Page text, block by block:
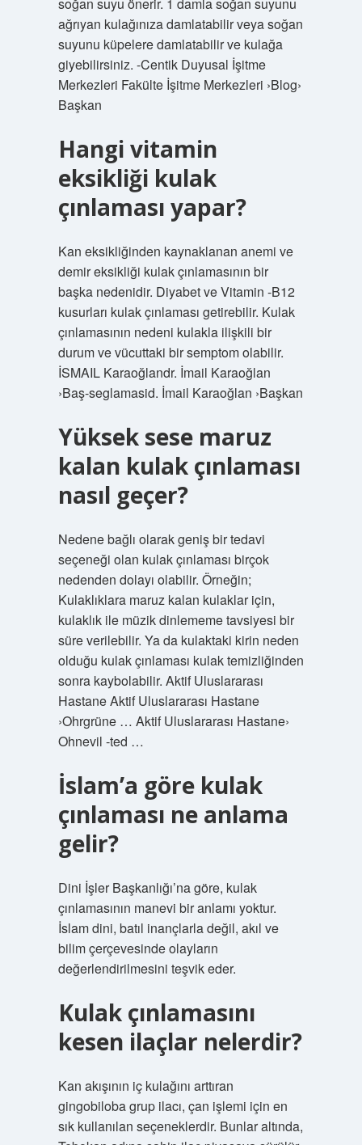
ağrıyan kulağınıza damlatabilir veya soğan
suyunu küpelere damlatabilir ve kulağa
giyebilirsiniz. -Centik Duyusal İşitme
Merkezleri Fakülte İşitme Merkezleri ›Blog›
Başkan
Hangi vitamin
eksikliği kulak
çınlaması yapar?
Kan eksikliğinden kaynaklanan anemi ve
demir eksikliği kulak çınlamasının bir
başka nedenidir. Diyabet ve Vitamin -B12
kusurları kulak çınlaması getirebilir. Kulak
çınlamasının nedeni kulakla ilişkili bir
durum ve vücuttaki bir semptom olabilir.
İSMAIL Karaoğlandr. İmail Karaoğlan
›Baş-seglamasid. İmail Karaoğlan ›Başkan
Yüksek sese maruz
kalan kulak çınlaması
nasıl geçer?
Nedene bağlı olarak geniş bir tedavi
seçeneği olan kulak çınlaması birçok
nedenden dolayı olabilir. Örneğin;
Kulaklıklara maruz kalan kulaklar için,
kulaklık ile müzik dinlememe tavsiyesi bir
süre verilebilir. Ya da kulaktaki kirin neden
olduğu kulak çınlaması kulak temizliğinden
sonra kaybolabilir. Aktif Uluslararası
Hastane Aktif Uluslararası Hastane
›Ohrgrüne … Aktif Uluslararası Hastane›
Ohnevil -ted …
İslam’a göre kulak
çınlaması ne anlama
gelir?
Dini İşler Başkanlığı’na göre, kulak
çınlamasının manevi bir anlamı yoktur.
İslam dini, batıl inançlarla değil, akıl ve
bilim çerçevesinde olayların
değerlendirilmesini teşvik eder.
Kulak çınlamasını
kesen ilaçlar nelerdir?
Kan akışının iç kulağını arttıran
gingobiloba grup ilacı, çan işlemi için en
sık kullanılan seçeneklerdir. Bunlar altında,